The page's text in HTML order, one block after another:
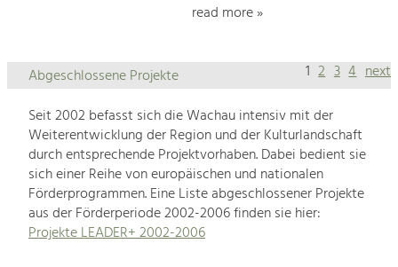
read more »
1 2 3 4 next
Abgeschlossene Projekte
Seit 2002 befasst sich die Wachau intensiv mit der
Weiterentwicklung der Region und der Kulturlandschaft
durch entsprechende Projektvorhaben. Dabei bedient sie
sich einer Reihe von europäischen und nationalen
Förderprogrammen. Eine Liste abgeschlossener Projekte
aus der Förderperiode 2002-2006 finden sie hier:
Projekte LEADER+ 2002-2006